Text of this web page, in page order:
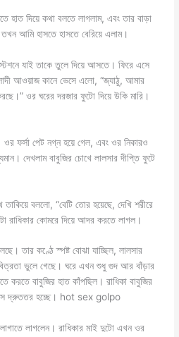
হাত দিয়ে কথা বলতে লাগলাম, এবং তার বাড়া
আমি হাসতে হাসতে বেরিয়ে এলাম।
যাই তাকে তুলে দিয়ে আসতে। ফিরে এসে
আওয়াজ কানে ভেসে এলো, “জ্যাঠু, আমার
ওর ঘরের দরজার ফুটো দিয়ে উকি মারি।
ফর্সা পেট নগ্ন হয়ে গেল, এবং ওর নিকারও
দেখলাম বাবুজির চোখে লালসার দীপ্তি ফুটে
বললো, “বেটি তোর হয়েছে, দেখি শরীরে
রাধিকার কোমরে দিয়ে আদর করতে লাগল।
তার কণ্ঠে স্পষ্ট বোঝা যাচ্ছিল, লালসার
ভুলে গেছে। ঘরে এখন শুধু গুদ আর বাঁড়ার
বাবুজির হাত কাঁপছিল। রাধিকা বাবুজির
দ্রুততর হচ্ছে। hot sex golpo
লাগলেন। রাধিকার মাই দুটো এখন ওর